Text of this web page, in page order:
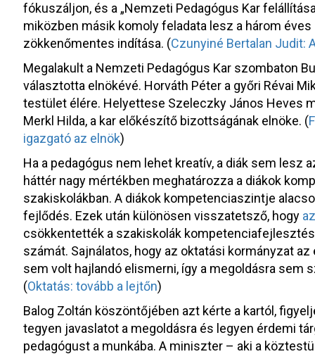
fókuszáljon, és a „Nemzeti Pedagógus Kar
miközben másik komoly feladata lesz a három
zökkenőmentes indítása. (Czunyiné Bertalan Judit:
Megalakult a Nemzeti Pedagógus Kar szombaton
választotta elnökévé. Horváth Péter a győri Révai
testület élére. Helyettese Szeleczky János Heves
Merkl Hilda, a kar előkészítő bizottságának elnöke. (
igazgató az elnök)
Ha a pedagógus nem lehet kreatív, a diák sem lesz
háttér nagy mértékben meghatározza a diákok
szakiskolákban. A diákok kompetenciaszintje
fejlődés. Ezek után különösen visszatetsző, hogy
csökkentették a szakiskolák
számát. Sajnálatos, hogy az oktatási kormányzat
sem volt hajlandó elismerni, így a megoldásra sem
(Oktatás: tovább a lejtőn)
Balog Zoltán köszöntőjében azt kérte a kartól,
tegyen javaslatot a megoldásra és legyen érdemi
pedagógust a munkába. A miniszter – aki a